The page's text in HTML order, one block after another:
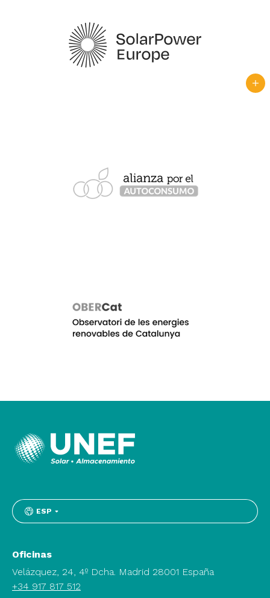
ESP
Oficinas
Velázquez, 24, 4º Dcha. Madrid 28001 España
+34 917 817 512